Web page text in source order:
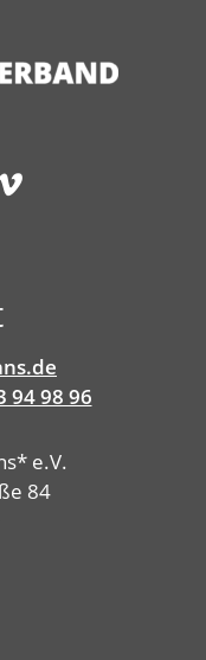
94 98 96
e.V.
84